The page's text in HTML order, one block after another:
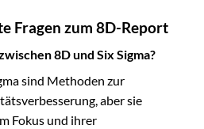
Fragen zum 8D-Report
8D und Six Sigma?
sind Methoden zur
aber sie
Fokus und ihrer